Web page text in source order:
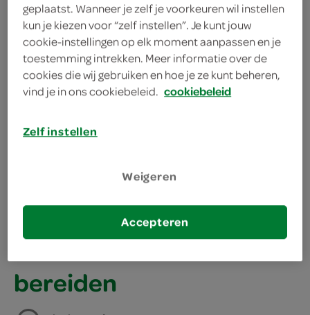
2 eetlepels zwarte olijven
250 gram cherry-/kerstomaatjes
500 gram broccoli
kies je winkel
bereiden
geplaatst. Wanneer je zelf je voorkeuren wil instellen
kun je kiezen voor “zelf instellen”. Je kunt jouw
cookie-instellingen op elk moment aanpassen en je
toestemming intrekken. Meer informatie over de
cookies die wij gebruiken en hoe je ze kunt beheren,
vind je in ons cookiebeleid. cookiebeleid
Zelf instellen
Weigeren
Accepteren